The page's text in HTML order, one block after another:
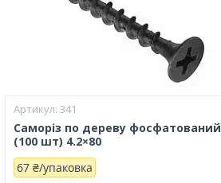
341
Саморіз по дереву фосфатований
(100 шт) 4.2×80
67 ₴/упаковка